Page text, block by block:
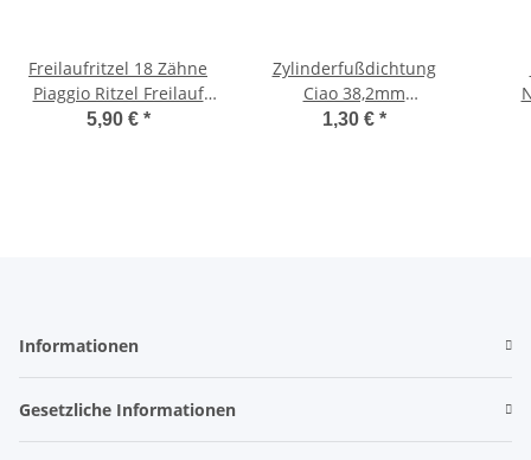
Freilaufritzel 18 Zähne
Piaggio Ritzel Freilauf
Antriebsritzel Ciao Boxer
5,90 € *
Zylinderfußdichtung
Ciao 38,2mm
Zylinderdichtung
1,30 € *
Informationen
Gesetzliche Informationen